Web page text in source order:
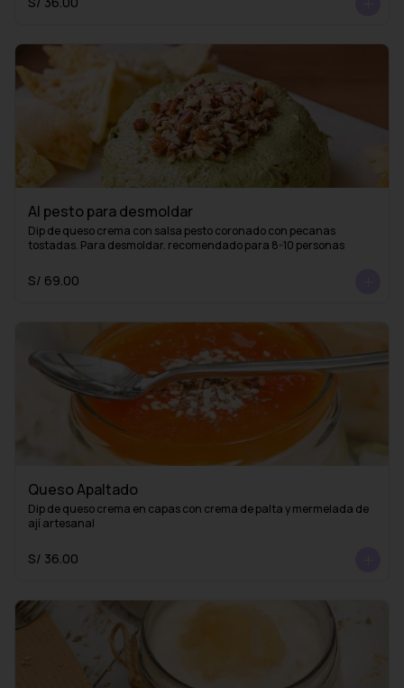
Al pesto para desmoldar
Dip de queso crema con salsa pesto coronado con pecanas
tostadas. Para desmoldar. recomendado para 8-10 personas
S/ 69.00
Queso Apaltado
Dip de queso crema en capas con crema de palta y mermelada de
ají artesanal
S/ 36.00